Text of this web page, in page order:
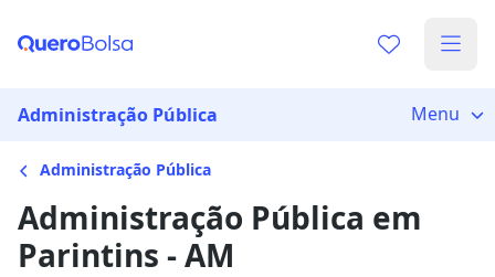
Administração Pública Menu
Administração Pública
Administração Pública em
Parintins - AM